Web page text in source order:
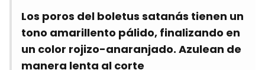
Los poros del boletus satanás tienen un
tono amarillento pálido, finalizando en
un color rojizo-anaranjado. Azulean de
manera lenta al corte